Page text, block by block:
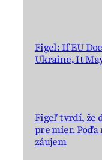
Figel: If EU
Ukraine, It
Figeľ tvrdí, že
pre mier.
záujem